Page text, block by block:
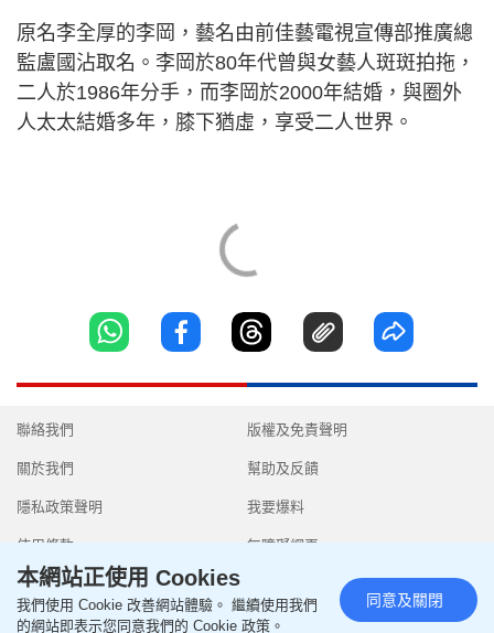
原名李全厚的李岡，藝名由前佳藝電視宣傳部推廣總
監盧國沾取名。李岡於80年代曾與女藝人斑斑拍拖，
二人於1986年分手，而李岡於2000年結婚，與圈外
人太太結婚多年，膝下猶虛，享受二人世界。
聯絡我們
關於我們
隱私政策聲明
使用條款
版權及免責聲明
幫助及反饋
我要爆料
無障礙網頁
本網站正使用 Cookies
我們使用 Cookie 改善網站體驗。 繼續使用我們
的網站即表示您同意我們的 Cookie 政策。
同意及關閉